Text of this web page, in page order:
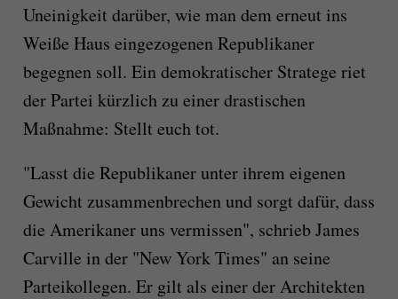
Uneinigkeit darüber, wie man dem erneut ins
Weiße Haus eingezogenen Republikaner
begegnen soll. Ein demokratischer Stratege riet
der Partei kürzlich zu einer drastischen
Maßnahme: Stellt euch tot.
"Lasst die Republikaner unter ihrem eigenen
Gewicht zusammenbrechen und sorgt dafür, dass
die Amerikaner uns vermissen", schrieb James
Carville in der "New York Times" an seine
Parteikollegen. Er gilt als einer der Architekten